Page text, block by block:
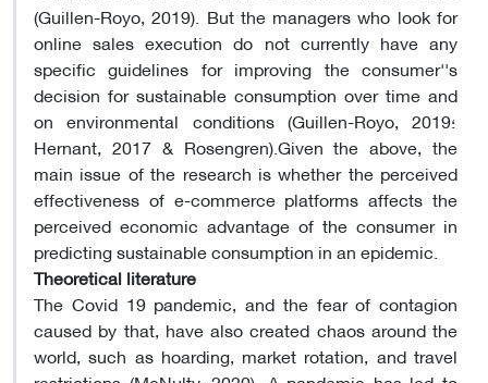
(Guillen-Royo, 2019). But the managers who look for
online sales execution do not currently have any
specific guidelines for improving the consumer''s
decision for sustainable consumption over time and
on environmental conditions (Guillen-Royo, 2019؛
Hernant, 2017 & Rosengren).Given the above, the
main issue of the research is whether the perceived
effectiveness of e-commerce platforms affects the
perceived economic advantage of the consumer in
predicting sustainable consumption in an epidemic.
Theoretical literature
The Covid 19 pandemic, and the fear of contagion
caused by that, have also created chaos around the
world, such as hoarding, market rotation, and travel